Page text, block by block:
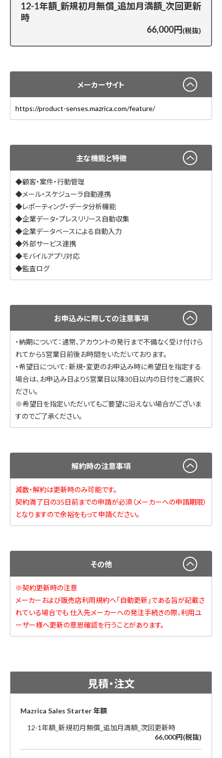
12-1年額_新規初月無償_追加月満額_次回更新
時
66,000円(税抜)
メーカーサイト
https://product-senses.mazrica.com/feature/
主な機能と特徴
◆顧客・案件・行動管理
◆メール・スケジューラ自動連携
◆レポーティング・データ分析機能
◆企業データ・プレスリリース自動収集
◆企業データベースによる自動入力
◆外部サービス連携
◆モバイルアプリ対応
◆監査ログ
お申込みに際しての注意事項
・納期について：通常、アカウントの発行まで不備なく受け付けら
れてから5営業日前後お時間をいただいております。
・希望日について: 新規・変更のお申込み時に希望日を指定する
場合は、お申込み日より5営業日以降30日以内の日付をご選択く
ださい。
※希望日を指定いただいてもご要望に沿えない場合がございま
すのでご了承ください。
解約時の注意事項
減数・解約は更新時のみ可能です。
契約満了日の35日前までの申請が必須（メーカーへの申請期限）
となりますので余裕をもって申請ください。
その他
※契約更新時の注意
メーカーおよび販売店利用規約へ「自動更新」である旨が記載さ
れている場合でも 仕入先メーカーへの発注手続きの際、利用ユ
ーザー様へ更新の意思確認を行うことがあります。
見積・注文
Mazrica Sales Starter 年額
12-1年額_新規初月無償_追加月満額_次回更新時
66,000円(税抜)